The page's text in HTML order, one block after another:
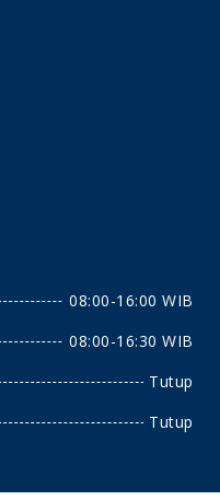
08:00-16:00 WIB
08:00-16:30 WIB
Tutup
Tutup